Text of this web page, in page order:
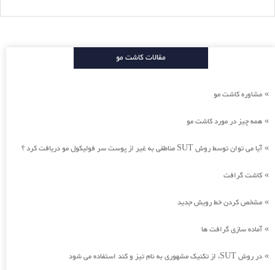
مقالات کاشت مو
» مشاوره کاشت مو
» همه چیز در مورد کاشت مو
»آیا می توان توسط روش SUT مناطقی به غیر از پوست سر فولیکول مو دریافت کرد ؟
» کاشت گرافت
» مشخص کردن خط رویش جدید
»آماده سازی گرافت ها
» در روش SUT، از تکنیک مشهوری به نام تیز و کند استفاده می شود